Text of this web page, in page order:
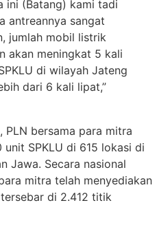
ini (Batang) kami tadi
antreannya sangat
jumlah mobil listrik
akan meningkat 5 kali
di wilayah Jateng
dari 6 kali lipat,”
PLN bersama para mitra
unit SPKLU di 615 lokasi di
Jawa. Secara nasional
mitra telah menyediakan
di 2.412 titik